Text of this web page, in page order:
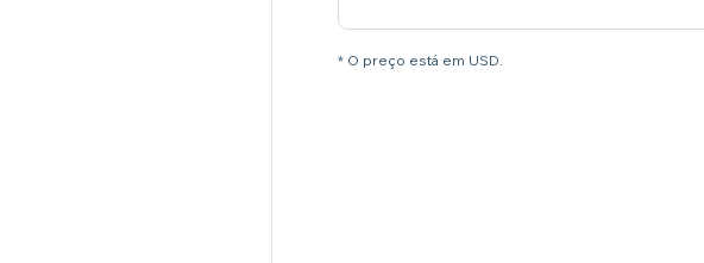
* O preço está em USD.